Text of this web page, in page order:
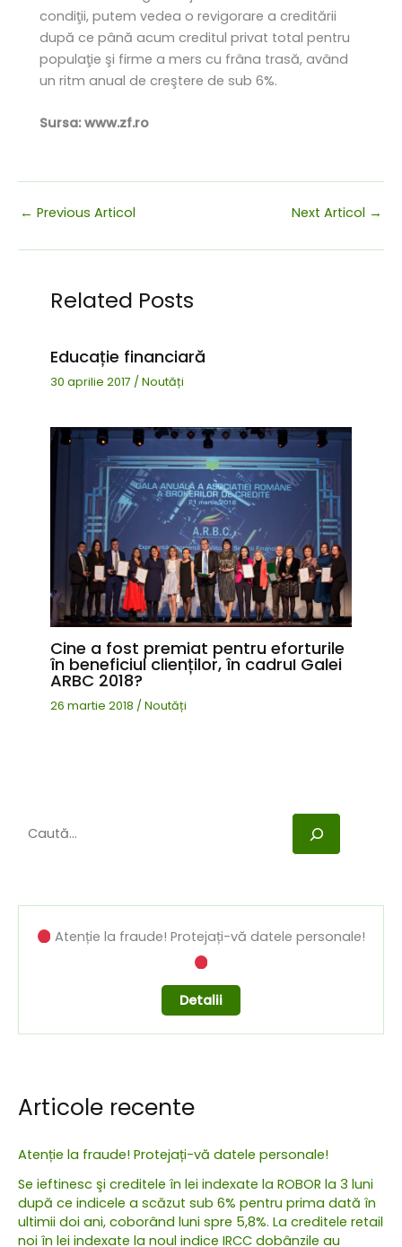
condiţii, putem vedea o revigorare a creditării
după ce până acum creditul privat total pentru
populaţie şi firme a mers cu frâna trasă, având
un ritm anual de creştere de sub 6%.
Sursa: www.zf.ro
← Previous Articol Next Articol →
Related Posts
Educație financiară
30 aprilie 2017 /Noutăți
Cine a fost premiat pentru eforturile
în beneficiul clienților, în cadruI Galei
ARBC 2018?
26 martie 2018 /Noutăți
Caută
Atenție la fraude! Protejați-vă datele personale!
Detalii
Articole recente
Atenție la fraude! Protejați-vă datele personale!
Se ieftinesc şi creditele în lei indexate la ROBOR la 3 luni
după ce indicele a scăzut sub 6% pentru prima dată în
ultimii doi ani, coborând luni spre 5,8%. La creditele retail
noi în lei indexate la noul indice IRCC dobânzile au